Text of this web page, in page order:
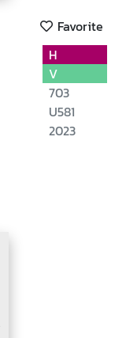
Favorite
H
V
703
U581
2023